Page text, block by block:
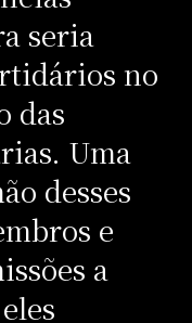
seria
no
das
Uma
desses
e
a